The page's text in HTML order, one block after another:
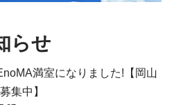
らせ
満室になりました!【岡山
集中】